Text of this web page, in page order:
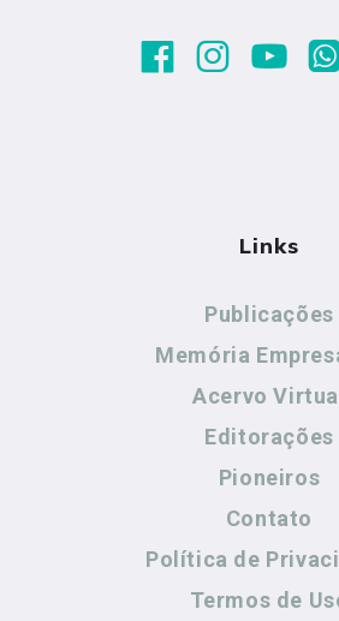
Links
Publicações
Memória
Acervo Virtual
Editorações
Pioneiros
Contato
Política de
Termos de